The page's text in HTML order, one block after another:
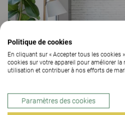
ESPACES DE TRAVAIL
Politique de cookies
En cliquant sur « Accepter tous les cookies
cookies sur votre appareil pour améliorer la
utilisation et contribuer à nos efforts de
Paramètres des cookies